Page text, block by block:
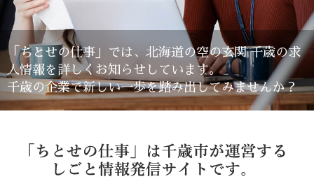
「ちとせの仕事」では、北海道の空の玄関 千歳の求
人情報を詳しくお知らせしています。
千歳の企業で新しい一歩を踏み出してみませんか？